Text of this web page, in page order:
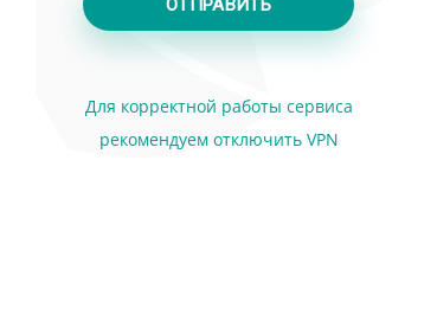
ОТПРАВИТЬ
Для корректной работы сервиса
рекомендуем отключить VPN